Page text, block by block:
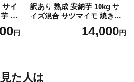
サイ
干
や
ほし
も
ツ
円
訳あり 熟成 安納芋 10kg サ
イズ混合 サツマイモ 焼き芋
干し芋 丸干し 冷凍焼き芋 冷
やし焼き芋 やきいも 蜜芋 ほ
り ほくほく 生芋 新芋 芋 い
も 甘藷 あんのういも スイー
14,000円
た人は